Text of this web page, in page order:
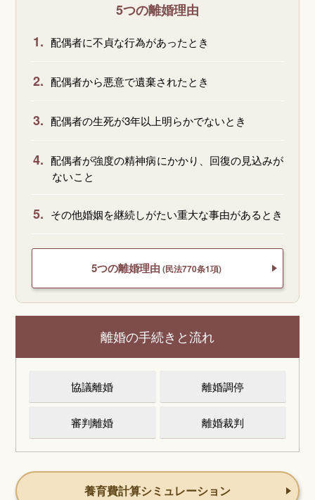
5つの離婚理由
1. 配偶者に不貞な行為があったとき
2. 配偶者から悪意で遺棄されたとき
3. 配偶者の生死が3年以上明らかでないとき
4. 配偶者が強度の精神病にかかり、回復の見込みが
ないこと
5. その他婚姻を継続しがたい重大な事由があるとき
5つの離婚理由 (民法770条1項)
離婚の手続きと流れ
協議離婚 離婚調停
審判離婚 離婚裁判
養育費計算シミュレーション